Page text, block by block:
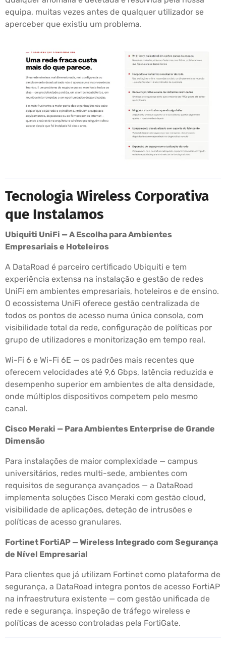
equipa, muitas vezes antes de qualquer utilizador se
aperceber que existiu um problema.
Tecnologia Wireless Corporativa
que Instalamos
Ubiquiti UniFi — A Escolha para Ambientes
Empresariais e Hoteleiros
A DataRoad é parceiro certificado Ubiquiti e tem
experiência extensa na instalação e gestão de redes
UniFi em ambientes empresariais, hoteleiros e de ensino.
O ecossistema UniFi oferece gestão centralizada de
todos os pontos de acesso numa única consola, com
visibilidade total da rede, configuração de políticas por
grupo de utilizadores e monitorização em tempo real.
Wi-Fi 6 e Wi-Fi 6E — os padrões mais recentes que
oferecem velocidades até 9,6 Gbps, latência reduzida e
desempenho superior em ambientes de alta densidade,
onde múltiplos dispositivos competem pelo mesmo
canal.
Cisco Meraki — Para Ambientes Enterprise de Grande
Dimensão
Para instalações de maior complexidade — campus
universitários, redes multi-sede, ambientes com
requisitos de segurança avançados — a DataRoad
implementa soluções Cisco Meraki com gestão cloud,
visibilidade de aplicações, deteção de intrusões e
políticas de acesso granulares.
Fortinet FortiAP — Wireless Integrado com Segurança
de Nível Empresarial
Para clientes que já utilizam Fortinet como plataforma de
segurança, a DataRoad integra pontos de acesso FortiAP
na infraestrutura existente — com gestão unificada de
rede e segurança, inspeção de tráfego wireless e
políticas de acesso controladas pela FortiGate.